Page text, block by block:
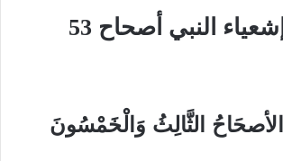
النبي أصحاح 53
الأصحَاحُ الثَّالِثُ وَالْخَمْسُونَ